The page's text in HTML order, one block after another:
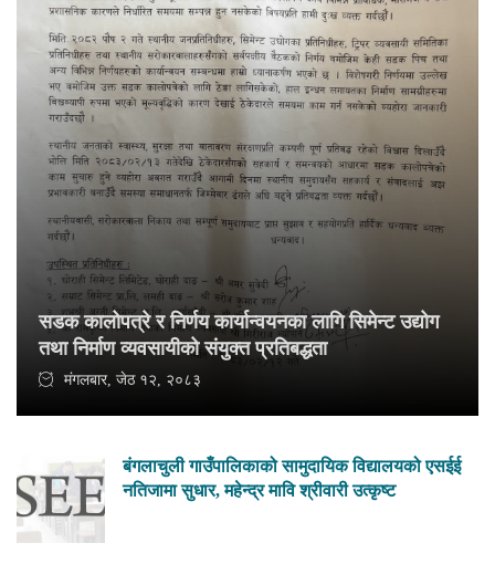
सडक कालोपत्रे र निर्णय कार्यान्वयनका लागि सिमेन्ट उद्योग
तथा निर्माण व्यवसायीको संयुक्त प्रतिबद्धता
मंगलबार, जेठ १२, २०८३
बंगलाचुली गाउँपालिकाको सामुदायिक विद्यालयको एसईई
नतिजामा सुधार, महेन्द्र मावि श्रीवारी उत्कृष्ट